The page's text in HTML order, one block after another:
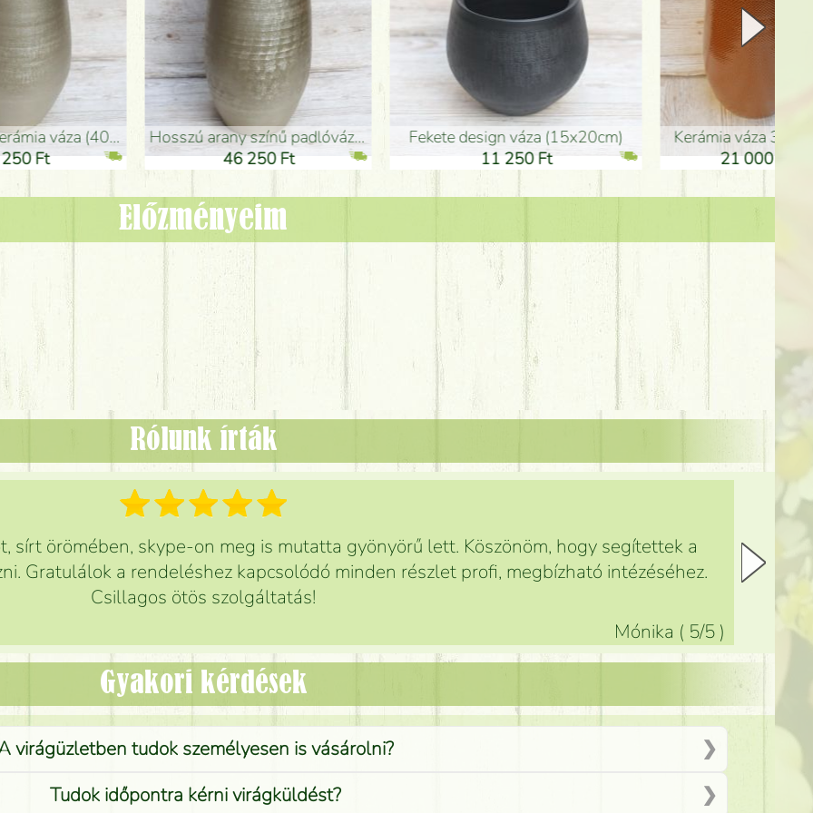
(50x29cm)
Ft
fekete design váza (15x20cm)
11 250 Ft
Kerámia váza 35*21cm
21 000 Ft
ballagó fiú fa betűző
1 300 Ft
Előzményeim
Rólunk írták
sírt örömében, skype-on meg is mutatta gyönyörű lett. Köszönöm, hogy segítettek a
Gratulálok a rendeléshez kapcsolódó minden részlet profi, megbízható intézéséhez.
Csillagos ötös szolgáltatás!
Mónika ( 5/5 )
Gyakori kérdések
virágüzletben tudok személyesen is vásárolni?
Tudok időpontra kérni virágküldést?